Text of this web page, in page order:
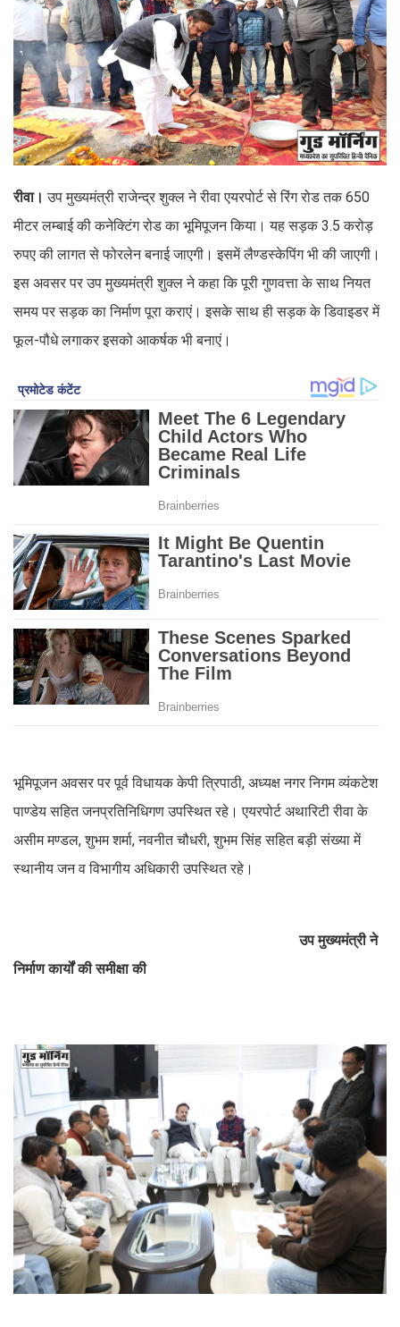
रीवा।उप मुख्यमंत्री राजेन्द्र शुक्ल ने रीवा एयरपोर्ट से रिंग रोड तक 650
मीटर लम्बाई की कनेक्टिंग रोड का भूमिपूजन किया। यह सड़क 3.5 करोड़
रुपए की लागत से फोरलेन बनाई जाएगी। इसमें लैण्डस्केपिंग भी की जाएगी।
इस अवसर पर उप मुख्यमंत्री शुक्ल ने कहा कि पूरी गुणवत्ता के साथ नियत
समय पर सड़क का निर्माण पूरा कराएं। इसके साथ ही सड़क के डिवाइडर में
फूल-पौधे लगाकर इसको आकर्षक भी बनाएं।
भूमिपूजन अवसर पर पूर्व विधायक केपी त्रिपाठी, अध्यक्ष नगर निगम व्यंकटेश
पाण्डेय सहित जनप्रतिनिधिगण उपस्थित रहे। एयरपोर्ट अथारिटी रीवा के
असीम मण्डल, शुभम शर्मा, नवनीत चौधरी, शुभम सिंह सहित बड़ी संख्या में
स्थानीय जन व विभागीय अधिकारी उपस्थित रहे।
उप मुख्यमंत्री ने
निर्माण कार्यों की समीक्षा की